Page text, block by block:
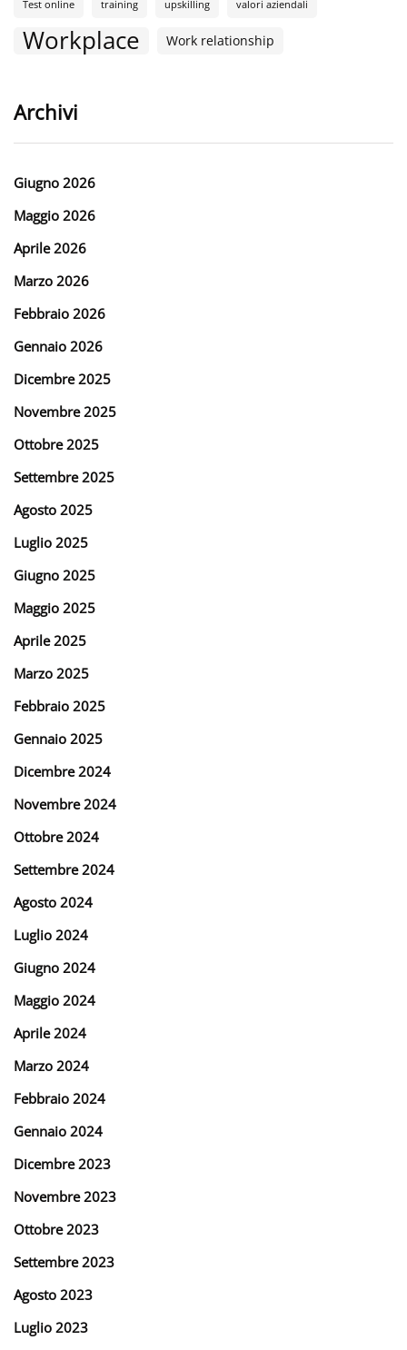
Test online training upskilling valori aziendali
Workplace Work relationship
Archivi
Giugno 2026
Maggio 2026
Aprile 2026
Marzo 2026
Febbraio 2026
Gennaio 2026
Dicembre 2025
Novembre 2025
Ottobre 2025
Settembre 2025
Agosto 2025
Luglio 2025
Giugno 2025
Maggio 2025
Aprile 2025
Marzo 2025
Febbraio 2025
Gennaio 2025
Dicembre 2024
Novembre 2024
Ottobre 2024
Settembre 2024
Agosto 2024
Luglio 2024
Giugno 2024
Maggio 2024
Aprile 2024
Marzo 2024
Febbraio 2024
Gennaio 2024
Dicembre 2023
Novembre 2023
Ottobre 2023
Settembre 2023
Agosto 2023
Luglio 2023